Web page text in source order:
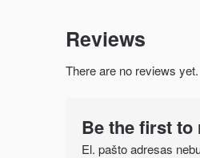
Reviews
There are no reviews yet.
Be the first to
El. pašto adresas